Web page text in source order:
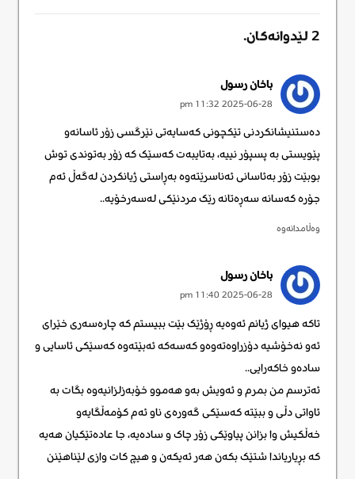
2لێدوانەکان.
باخان رسول
2025-06-28 11:32 pm
دەستنیشانکردنی تێکچونی کەسایەتی نێرگسی زۆر ئاسانەو
پێویستی بە پسپۆر نییە، بەتایبەت کەسێک کە زۆر بەتوندی توش
بوبێت زۆر بەئاسانی ئەناسرێتەوە بەڕاستی ژیانکردن لەگەڵ ئەم
جۆرە کەسانە سەڕەتانە رێک مردنێکی لەسەرخۆیە..
وەڵامدانەوە
باخان رسول
2025-06-28 11:40 pm
تاکە هیوای ژیانم ئەوەیە ڕۆژێک بێت ببیستم کە چارەسەری خێرای
ئەو نەخۆشیە دۆزراوەتەوەو کەسەکە ئەبێتەوە کەسێکی ئاسایی و
سادەو خاکەرایی..
ئەترسم من بمرم و ئەویش بەو هەموو خۆبەزلزانیەوە بگات بە
ئاواتی دڵی و ببێتە کەسێکی گەورەی ناو ئەم کۆمەڵگایەو
خەڵکیش وا بزانن پیاوێکی زۆر چاک و سادەیە، جا عادەتێکیان هەیە
کە بڕیاریاندا شتێک بکەن هەر ئەیکەن و هیچ کات وازی لێناهێنن